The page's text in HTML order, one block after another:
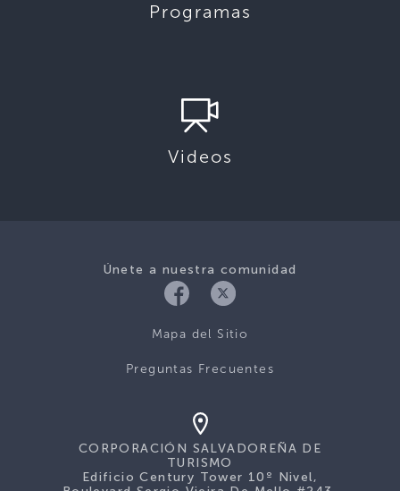
Programas
Videos
Únete a nuestra comunidad
Mapa del Sitio
Preguntas Frecuentes
CORPORACIÓN SALVADOREÑA DE
TURISMO
Edificio Century Tower 10º Nivel,